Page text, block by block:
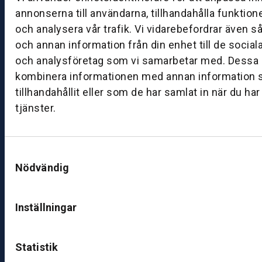
annonserna till användarna, tillhandahålla
och analysera vår trafik. Vi vidarebefordrar även
och annan information från din enhet till de
och analysföretag som vi samarbetar med. Dessa
kombinera informationen med annan information
tillhandahållit eller som de har samlat in när du
tjänster.
Nödvändig
Inställningar
Statistik
8:
0
0
–
7:
0
0
ut
k
d